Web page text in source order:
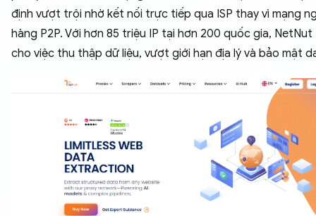
định vượt trội nhờ kết nối trực tiếp qua ISP thay vì mạng
hàng P2P. Với hơn 85 triệu IP tại hơn 200 quốc gia,
cho việc thu thập dữ liệu, vượt giới hạn địa lý và bảo mật